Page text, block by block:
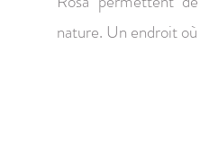
nature. Un endroit